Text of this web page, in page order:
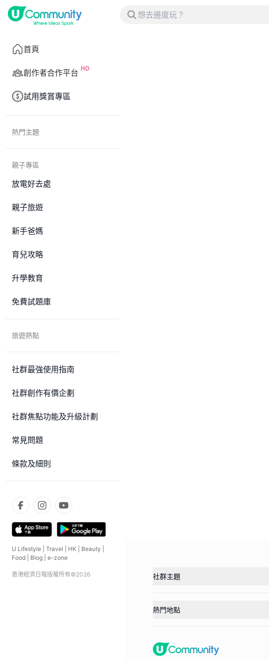
首頁
創作者合作平台
試用獎賞專區
熱門主題
親子專區
放電好去處
親子旅遊
新手爸媽
育兒攻略
升學教育
免費試題庫
旅遊熱點
社群最強使用指南
社群創作有價企劃
社群焦點功能及升級計劃
常見問題
條款及細則
U Lifestyle Travel HK Beauty
Food
Blog e-zone
香港經濟日報版權所有©2026 社群主題
熱門地點